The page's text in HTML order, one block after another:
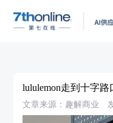
lululemon走到十字
文章来源：趣解商业